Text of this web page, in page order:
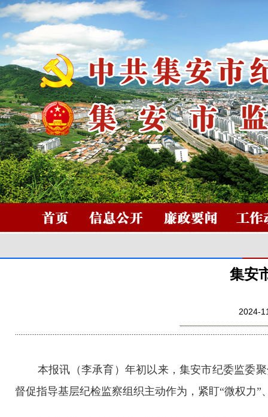
集安
2024-
本报讯（李承育）年初以来，集安市纪委监委
督促指导基层纪检监察组织主动作为，紧盯“微权力”